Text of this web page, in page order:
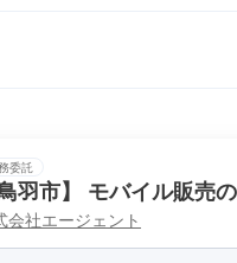
委託
鳥羽市】 モバイル販売
会社エージェント